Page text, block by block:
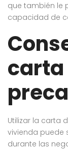
que también le
capacidad de
carta
Utilizar la carta
vivienda puede
durante las